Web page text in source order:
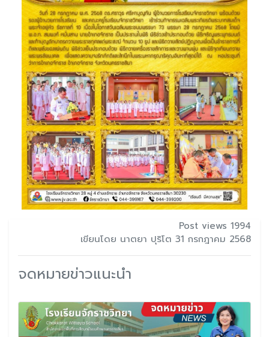
Post views 1994
เขียนโดย นาตยา ปุริโต 31 กรกฎาคม 2568
จดหมายข่าวแนะนำ